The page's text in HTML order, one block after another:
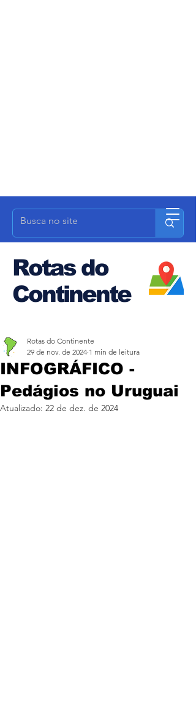
Rotas do
Continente
INFOGRÁFICO -
Pedágios no Uruguai
Rotas do Continente
29 de nov. de 2024 1 min de leitura
Atualizado: 22 de dez. de 2024